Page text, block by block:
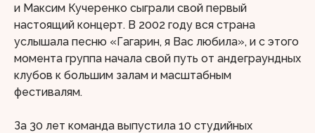
и Максим Кучеренко сыграли свой первый
настоящий концерт. В 2002 году вся страна
услышала песню «Гагарин, я Вас любила», и с этого
момента группа начала свой путь от андеграундных
клубов к большим залам и масштабным
фестивалям.
За 30 лет команда выпустила 10 студийных